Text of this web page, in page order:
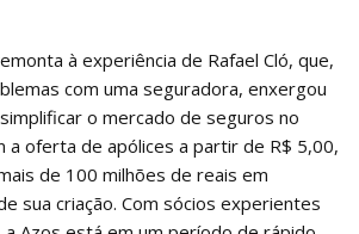
à experiência de Rafael Cló, que,
com uma seguradora, enxergou
o mercado de seguros no
a oferta de apólices a partir de R$ 5,00,
de 100 milhões de reais em
sua criação. Com sócios experientes